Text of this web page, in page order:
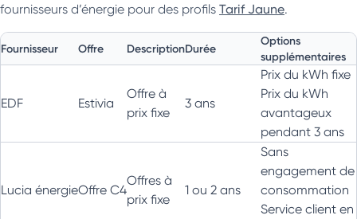
fournisseurs d’énergie pour des profils Tarif Jaune.
Fournisseur Offre DescriptionDurée
Options
supplémentaires
EDF Estivia
Offre à
prix fixe
3 ans
Prix du kWh fixe
Prix du kWh
avantageux
pendant 3 ans
Lucia énergieOffre C4
Offres à
prix fixe
1 ou 2 ans
Sans
engagement de
consommation
Service client en